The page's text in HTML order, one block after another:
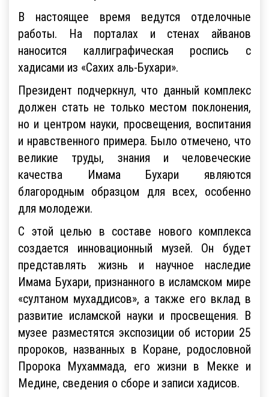
В настоящее время ведутся отделочные
работы. На порталах и стенах айванов
наносится каллиграфическая роспись с
хадисами из «Сахих аль-Бухари».
Президент подчеркнул, что данный комплекс
должен стать не только местом поклонения,
но и центром науки, просвещения, воспитания
и нравственного примера. Было отмечено, что
великие труды, знания и человеческие
качества Имама Бухари являются
благородным образцом для всех, особенно
для молодежи.
С этой целью в составе нового комплекса
создается инновационный музей. Он будет
представлять жизнь и научное наследие
Имама Бухари, признанного в исламском мире
«султаном мухаддисов», а также его вклад в
развитие исламской науки и просвещения. В
музее разместятся экспозиции об истории 25
пророков, названных в Коране, родословной
Пророка Мухаммада, его жизни в Мекке и
Медине, сведения о сборе и записи хадисов.